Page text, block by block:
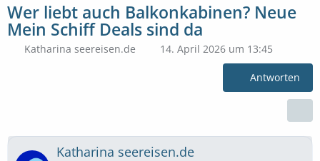
Wer liebt auch Balkonkabinen? Neue
Mein Schiff Deals sind da
Katharina seereisen.de 14. April 2026 um 13:45
Antworten
Katharina seereisen.de